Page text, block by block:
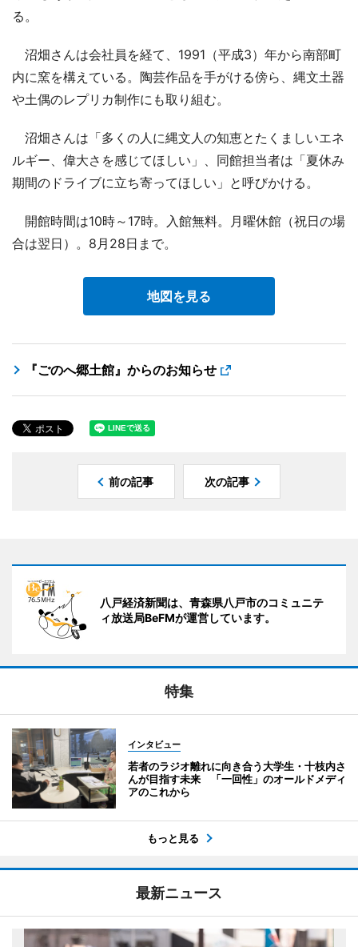
る。
沼畑さんは会社員を経て、1991（平成3）年から南部町
内に窯を構えている。陶芸作品を手がける傍ら、縄文土器
や土偶のレプリカ制作にも取り組む。
沼畑さんは「多くの人に縄文人の知恵とたくましいエネ
ルギー、偉大さを感じてほしい」、同館担当者は「夏休み
期間のドライブに立ち寄ってほしい」と呼びかける。
開館時間は10時～17時。入館無料。月曜休館（祝日の場
合は翌日）。8月28日まで。
地図を見る
『ごのへ郷土館』からのお知らせ
前の記事 次の記事
八戸経済新聞は、青森県八戸市のコミュニテ
ィ放送局BeFMが運営しています。
特集
インタビュー
若者のラジオ離れに向き合う大学生・十枝内さ
んが目指す未来 「一回性」のオールドメディ
アのこれから
もっと見る
最新ニュース